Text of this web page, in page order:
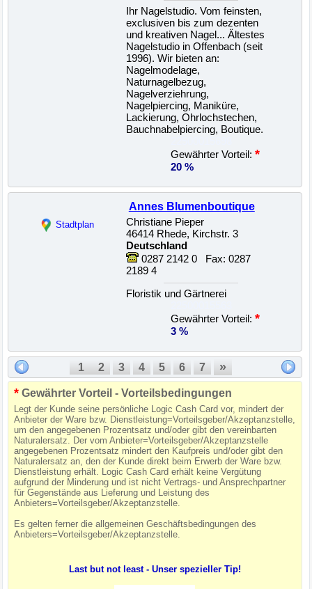
Ihr Nagelstudio. Vom feinsten,
exclusiven bis zum dezenten
und kreativen Nagel... Ältestes
Nagelstudio in Offenbach (seit
1996). Wir bieten an:
Nagelmodelage,
Naturnagelbezug,
Nagelverziehrung,
Nagelpiercing, Maniküre,
Lackierung, Ohrlochstechen,
Bauchnabelpiercing, Boutique.
Gewährter Vorteil: *
20 %
Stadtplan
Annes Blumenboutique
Christiane Pieper
46414 Rhede, Kirchstr. 3
Deutschland
0287 2142 0 Fax: 0287
2189 4
Floristik und Gärtnerei
Gewährter Vorteil: *
3 %
1 2 3 4 5 6 7
»
* Gewährter Vorteil - Vorteilsbedingungen
Legt der Kunde seine persönliche Logic Cash Card vor, mindert der
Anbieter der Ware bzw. Dienstleistung=Vorteilsgeber/Akzeptanzstelle,
um den angegebenen Prozentsatz und/oder gibt den vereinbarten
Naturalersatz. Der vom Anbieter=Vorteilsgeber/Akzeptanzstelle
angegebenen Prozentsatz mindert den Kaufpreis und/oder gibt den
Naturalersatz an, den der Kunde direkt beim Erwerb der Ware bzw.
Dienstleistung erhält. Logic Cash Card erhält keine Vergütung
aufgrund der Minderung und ist nicht Vertrags- und Ansprechpartner
für Gegenstände aus Lieferung und Leistung des
Anbieters=Vorteilsgeber/Akzeptanzstelle.
Es gelten ferner die allgemeinen Geschäftsbedingungen des
Anbieters=Vorteilsgeber/Akzeptanzstelle.
Last but not least - Unser spezieller Tip!